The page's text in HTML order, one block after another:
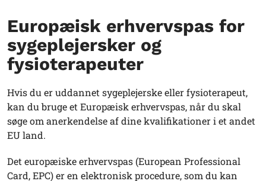
Europæisk erhvervspas for
sygeplejersker og
fysioterapeuter
Hvis du er uddannet sygeplejerske eller fysioterapeut,
kan du bruge et Europæisk erhvervspas, når du skal
søge om anerkendelse af dine kvalifikationer i et andet
EU land.
Det europæiske erhvervspas (European Professional
Card, EPC) er en elektronisk procedure, som du kan